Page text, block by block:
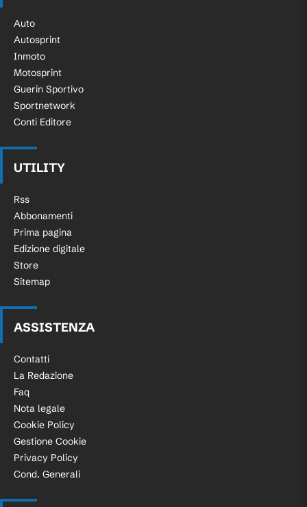
Auto
Autosprint
Inmoto
Motosprint
Guerin Sportivo
Sportnetwork
Conti Editore
UTILITY
Rss
Abbonamenti
Prima pagina
Edizione digitale
Store
Sitemap
ASSISTENZA
Contatti
La Redazione
Faq
Nota legale
Cookie Policy
Gestione Cookie
Privacy Policy
Cond. Generali